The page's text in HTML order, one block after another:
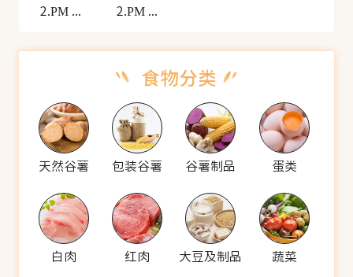
2.PM 韩式炒年糕(碗装) 2.PM 香辣年糕(袋装)
天然谷薯 包装谷薯 谷薯制品 蛋类
白肉 红肉 大豆及制品 蔬菜